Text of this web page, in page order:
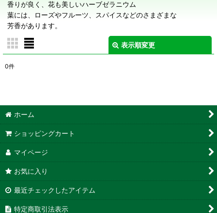
香りが良く、花も美しいハーブゼラニウム
葉には、ローズやフルーツ、スパイスなどのさまざまな
芳香があります。
表示順変更
表示数
並び順:
絞り込む
0件
ホーム
ショッピングカート
マイページ
お気に入り
最近チェックしたアイテム
特定商取引法表示